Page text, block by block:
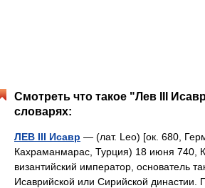
Смотреть что такое "Лев III
словарях:
ЛЕВ III Исавр — (лат. Leo) [ок. 680,
Кахраманмарас, Турция) 18 июня 740,
византийский император, основатель
Исаврийской или Сирийской династии.